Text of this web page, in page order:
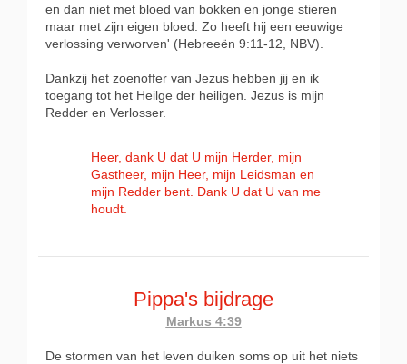
en dan niet met bloed van bokken en jonge stieren
maar met zijn eigen bloed. Zo heeft hij een eeuwige
verlossing verworven' (Hebreeën 9:11-12, NBV).
Dankzij het zoenoffer van Jezus hebben jij en ik
toegang tot het Heilge der heiligen. Jezus is mijn
Redder en Verlosser.
Heer, dank U dat U mijn Herder, mijn
Gastheer, mijn Heer, mijn Leidsman en
mijn Redder bent. Dank U dat U van me
houdt.
Pippa's bijdrage
Markus 4:39
De stormen van het leven duiken soms op uit het niets